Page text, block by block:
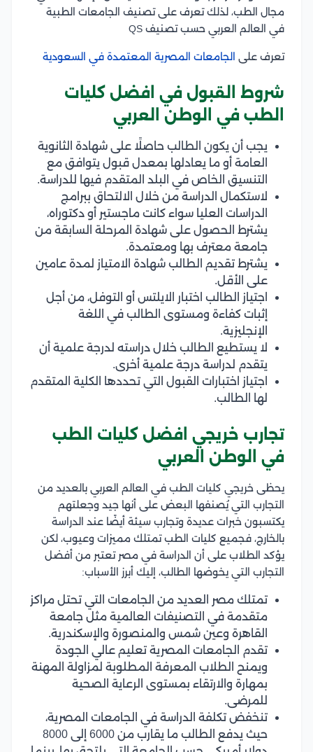
مجال الطب، لذلك تعرف على تصنيف الجامعات الطبية
في العالم العربي حسب تصنيف QS
تعرف على الجامعات المصرية المعتمدة في السعودية
شروط القبول في افضل كليات
الطب في الوطن العربي
يجب أن يكون الطالب حاصلًا على شهادة الثانوية
العامة أو ما يعادلها بمعدل قبول يتوافق مع
التنسيق الخاص في البلد المتقدم فيها للدراسة.
لاستكمال الدراسة من خلال الالتحاق ببرامج
الدراسات العليا سواء كانت ماجستير أو دكتوراه،
يشترط الحصول على شهادة المرحلة السابقة من
جامعة معترف بها ومعتمدة.
يشترط تقديم الطالب شهادة الامتياز لمدة عامين
على الأقل.
اجتياز الطالب اختبار الايلتس أو التوفل، من أجل
إثبات كفاءة ومستوى الطالب في اللغة
الإنجليزية.
لا يستطيع الطالب خلال دراسته لدرجة علمية أن
يتقدم لدراسة درجة علمية أخرى.
اجتياز اختبارات القبول التي تحددها الكلية المتقدم
لها الطالب.
تجارب خريجي افضل كليات الطب
في الوطن العربي
يحظى خريجي كليات الطب في العالم العربي بالعديد من
التجارب التي يُصنفها البعض على أنها جيد وجعلتهم
يكتسبون خبرات عديدة وتجارب سيئة أيضًا عند الدراسة
بالخارج، فجميع كليات الطب تمتلك مميزات وعيوب، لكن
يؤكد الطلاب على أن الدراسة في مصر تعتبر من أفضل
التجارب التي يخوضها الطالب، إليك أبرز الأسباب:
تمتلك مصر العديد من الجامعات التي تحتل مراكز
متقدمة في التصنيفات العالمية مثل جامعة
القاهرة وعين شمس والمنصورة والإسكندرية.
تقدم الجامعات المصرية تعليم عالي الجودة
ويمنح الطلاب المعرفة المطلوبة لمزاولة المهنة
بمهارة والارتقاء بمستوى الرعاية الصحية
للمرضى.
تنخفض تكلفة الدراسة في الجامعات المصرية،
حيث يدفع الطالب ما يقارب من 6000 إلى 8000